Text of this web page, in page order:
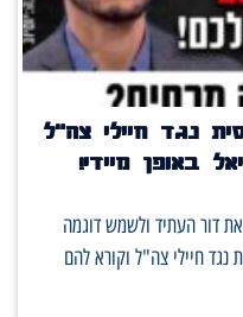
נגד חיילי צה"ל
באופן מיידי!
דור העתיד ולשמש דוגמה
חיילי צה"ל וקורא להם